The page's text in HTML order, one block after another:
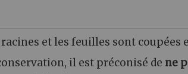
et les feuilles sont coupées
il est préconisé de ne